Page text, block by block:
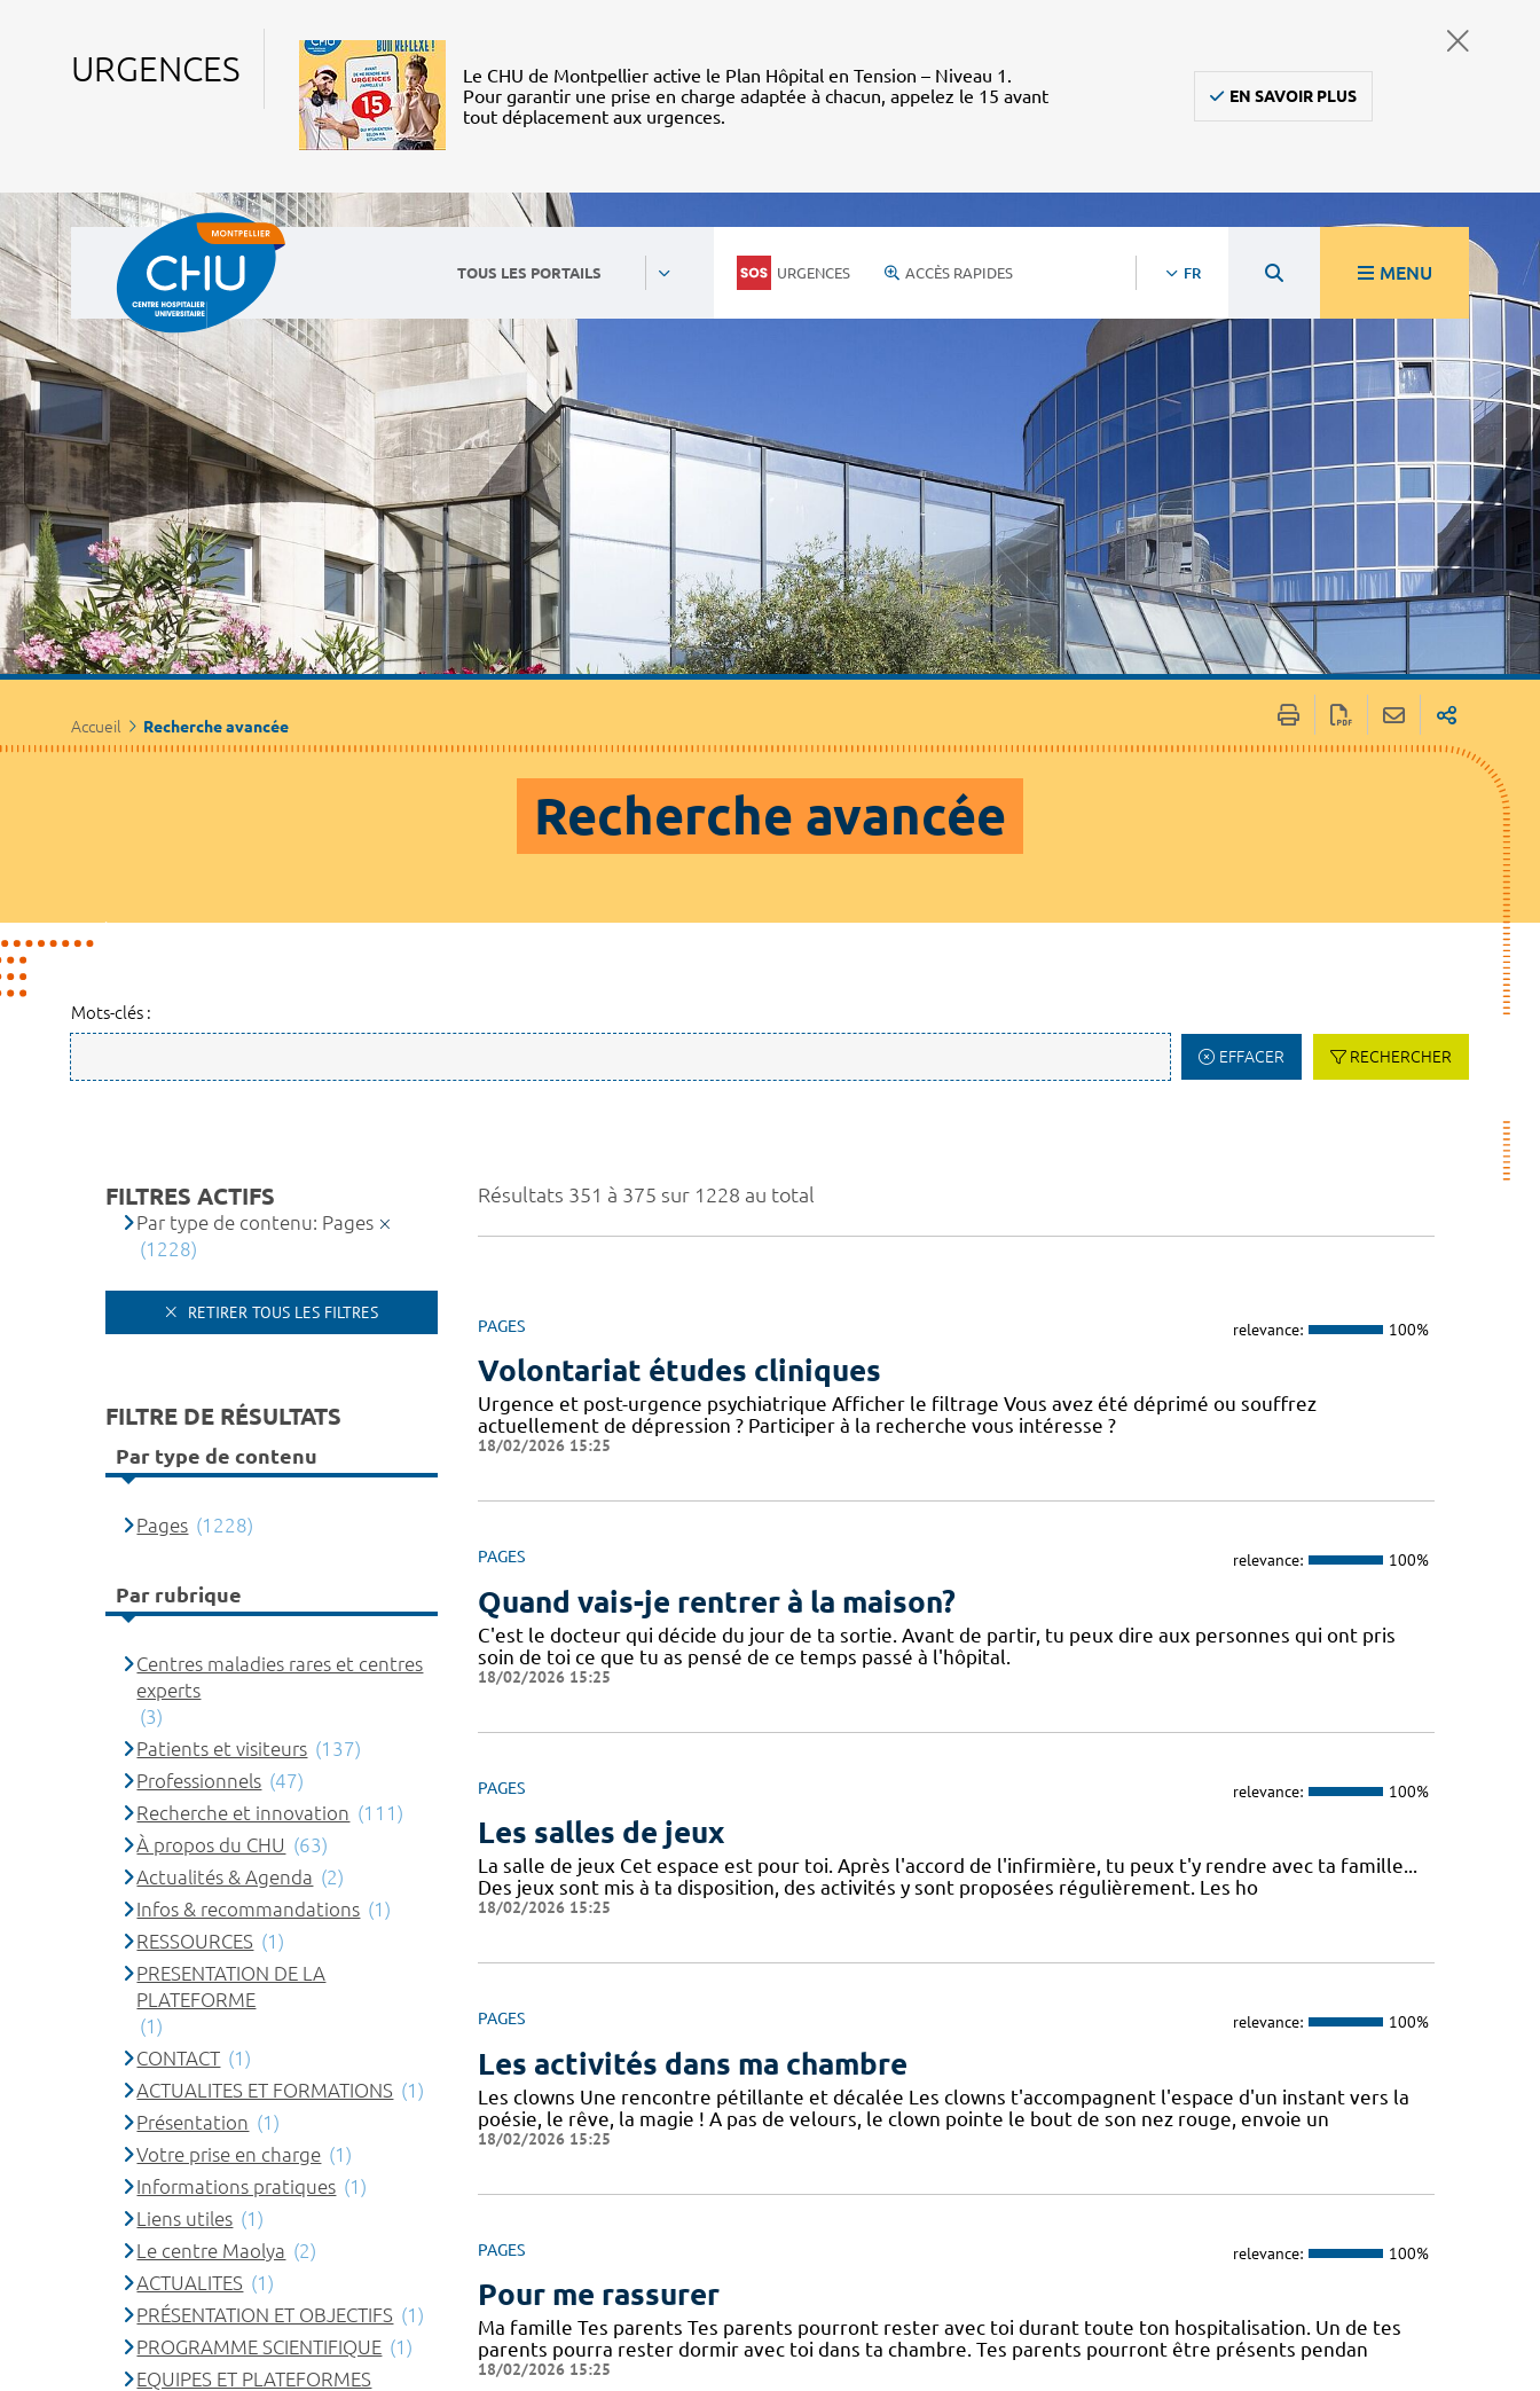
URGENCES
Le CHU de Montpellier active le Plan Hôpital en Tension – Niveau 1.
Pour garantir une prise en charge adaptée à chacun, appelez le 15 avant
tout déplacement aux urgences.
EN SAVOIR PLUS
TOUS LES PORTAILS URGENCES ACCÈS RAPIDES FR MENU
Accueil Recherche avancée
Recherche avancée
Mots-clés :
EFFACER RECHERCHER
Résultats 351 à 375 sur 1228 au total
PAGES relevance: 100%
Volontariat études cliniques
Urgence et post-urgence psychiatrique Afficher le filtrage Vous avez été déprimé ou souffrez
actuellement de dépression ? Participer à la recherche vous intéresse ?
18/02/2026 15:25
PAGES relevance: 100%
Quand vais-je rentrer à la maison?
C'est le docteur qui décide du jour de ta sortie. Avant de partir, tu peux dire aux personnes qui ont pris
soin de toi ce que tu as pensé de ce temps passé à l'hôpital.
18/02/2026 15:25
PAGES relevance: 100%
Les salles de jeux
La salle de jeux Cet espace est pour toi. Après l'accord de l'infirmière, tu peux t'y rendre avec ta famille...
Des jeux sont mis à ta disposition, des activités y sont proposées régulièrement. Les ho
18/02/2026 15:25
PAGES relevance: 100%
Les activités dans ma chambre
Les clowns Une rencontre pétillante et décalée Les clowns t'accompagnent l'espace d'un instant vers la
poésie, le rêve, la magie ! A pas de velours, le clown pointe le bout de son nez rouge, envoie un
18/02/2026 15:25
PAGES relevance: 100%
Pour me rassurer
Ma famille Tes parents Tes parents pourront rester avec toi durant toute ton hospitalisation. Un de tes
parents pourra rester dormir avec toi dans ta chambre. Tes parents pourront être présents pendan
18/02/2026 15:25
FILTRES ACTIFS
Par type de contenu: Pages
(1228)
RETIRER TOUS LES FILTRES
FILTRE DE RÉSULTATS
Par type de contenu
Pages (1228)
Par rubrique
Centres maladies rares et centres
experts
(3)
Patients et visiteurs (137)
Professionnels (47)
Recherche et innovation (111)
À propos du CHU (63)
Actualités & Agenda (2)
Infos & recommandations (1)
RESSOURCES (1)
PRESENTATION DE LA
PLATEFORME
(1)
CONTACT (1)
ACTUALITES ET FORMATIONS (1)
Présentation (1)
Votre prise en charge (1)
Informations pratiques (1)
Liens utiles (1)
Le centre Maolya (2)
ACTUALITES (1)
PRÉSENTATION ET OBJECTIFS (1)
PROGRAMME SCIENTIFIQUE (1)
EQUIPES ET PLATEFORMES